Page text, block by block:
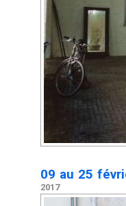
09 au 25
2017